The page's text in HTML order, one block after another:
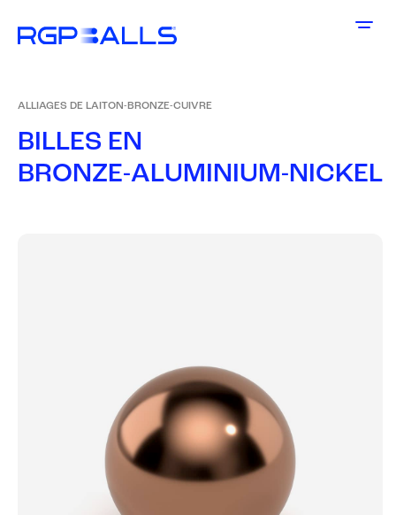
ALLIAGES DE LAITON-BRONZE-CUIVRE
BILLES EN
BRONZE-ALUMINIUM-NICKEL